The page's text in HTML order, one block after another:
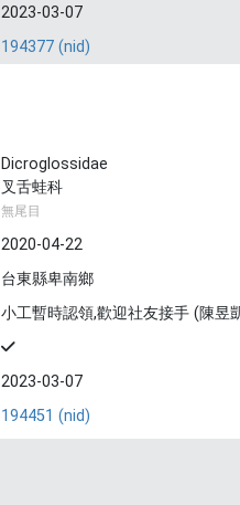
2023-03-07
194377 (nid)
Dicroglossidae
叉舌蛙科
無尾目
2020-04-22
台東縣卑南鄉
小工暫時認領,歡迎社友接手 (陳昱
2023-03-07
194451 (nid)